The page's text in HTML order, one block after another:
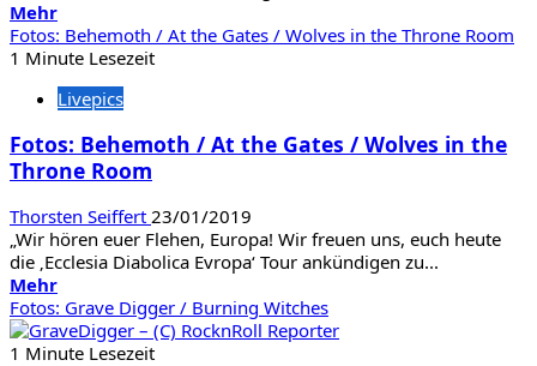
MehrMehr
Informationen
über
Mastodon
Kvelertak
/
Man
Fotos: Behemoth / At the Gates / Wolves in the Throne Room
1 Minute Lesezeit
Livepics
Fotos: Behemoth / At the Gates / Wolves in the
Throne Room
Thorsten Seiffert 23/01/2019
„Wir hören euer Flehen, Europa! Wir freuen uns, euch heute
die ‚Ecclesia Diabolica Evropa‘ Tour ankündigen zu...
MehrMehr
Informationen
über
Fotos:
Fotos: Grave Digger / Burning Witches
1 Minute Lesezeit